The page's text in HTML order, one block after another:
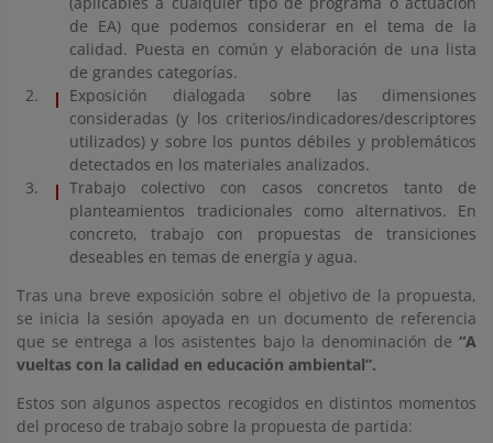
de EA) que podemos considerar en el tema de la
calidad. Puesta en común y elaboración de una lista
de grandes categorías.
Exposición dialogada sobre las dimensiones
consideradas (y los criterios/indicadores/descriptores
utilizados) y sobre los puntos débiles y problemáticos
detectados en los materiales analizados.
Trabajo colectivo con casos concretos tanto de
planteamientos tradicionales como alternativos. En
concreto, trabajo con propuestas de transiciones
deseables en temas de energía y agua.
Tras una breve exposición sobre el objetivo de la propuesta,
se inicia la sesión apoyada en un documento de referencia
que se entrega a los asistentes bajo la denominación de “A
vueltas con la calidad en educación ambiental”.
Estos son algunos aspectos recogidos en distintos momentos
del proceso de trabajo sobre la propuesta de partida: